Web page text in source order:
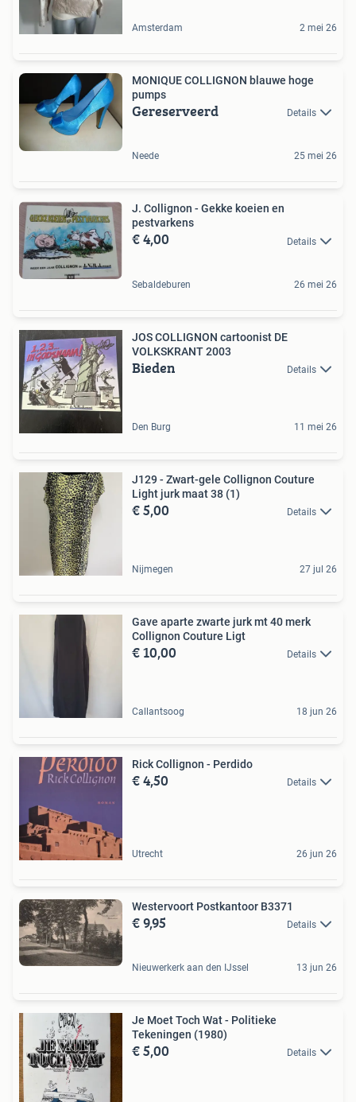
Amsterdam 2 mei 26
MONIQUE COLLIGNON blauwe hoge
pumps
Gereserveerd Details
Neede 25 mei 26
J. Collignon - Gekke koeien en
pestvarkens
€ 4,00 Details
Sebaldeburen 26 mei 26
JOS COLLIGNON cartoonist DE
VOLKSKRANT 2003
Bieden Details
Den Burg 11 mei 26
J129 - Zwart-gele Collignon Couture
Light jurk maat 38 (1)
€ 5,00 Details
Nijmegen 27 jul 26
Gave aparte zwarte jurk mt 40 merk
Collignon Couture Ligt
€ 10,00 Details
Callantsoog 18 jun 26
Rick Collignon - Perdido
€ 4,50 Details
Utrecht 26 jun 26
Westervoort Postkantoor B3371
€ 9,95 Details
Nieuwerkerk aan den IJssel 13 jun 26
Je Moet Toch Wat - Politieke
Tekeningen (1980)
€ 5,00 Details